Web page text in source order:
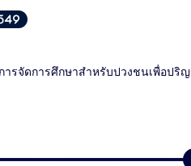
ารจัดการศึกษาสำหรับปวงชนเพื่อปริ